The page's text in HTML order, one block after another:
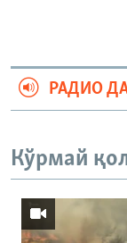
РАДИО
Кўрмай